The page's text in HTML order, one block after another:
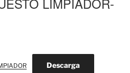
Descarga